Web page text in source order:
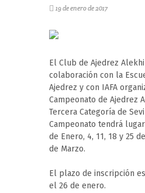
19 de enero de 2017
El Club de Ajedrez
colaboración con la
Ajedrez y con IAFA
Campeonato de Ajedrez
Tercera Categoría de
Campeonato tendrá
de Enero, 4, 11, 18 y 25
de Marzo.
El plazo de inscripción
el 26 de enero.